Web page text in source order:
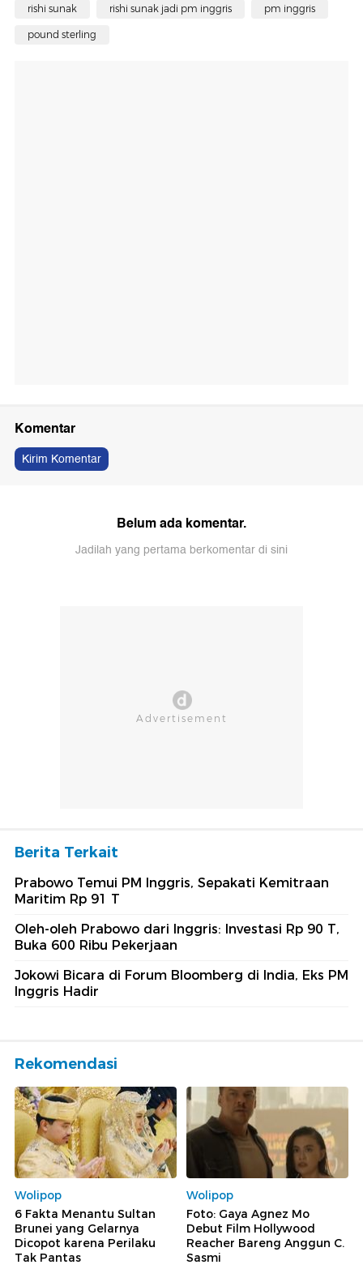
rishi sunak rishi sunak jadi pm inggris pm inggris
pound sterling
Komentar
Kirim Komentar
Belum ada komentar.
Jadilah yang pertama berkomentar di sini
Berita Terkait
Prabowo Temui PM Inggris, Sepakati Kemitraan
Maritim Rp 91 T
Oleh-oleh Prabowo dari Inggris: Investasi Rp 90 T,
Buka 600 Ribu Pekerjaan
Jokowi Bicara di Forum Bloomberg di India, Eks PM
Inggris Hadir
Rekomendasi
Wolipop
6 Fakta Menantu Sultan
Brunei yang Gelarnya
Dicopot karena Perilaku
Tak Pantas
Wolipop
Foto: Gaya Agnez Mo
Debut Film Hollywood
Reacher Bareng Anggun C.
Sasmi